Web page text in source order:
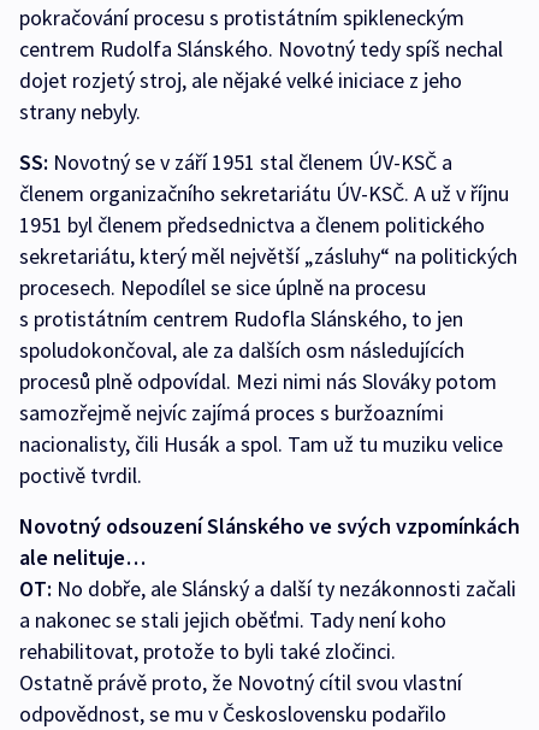
pokračování procesu s protistátním spikleneckým
centrem Rudolfa Slánského. Novotný tedy spíš nechal
dojet rozjetý stroj, ale nějaké velké iniciace z jeho
strany nebyly.
SS: Novotný se v září 1951 stal členem ÚV-KSČ a
členem organizačního sekretariátu ÚV-KSČ. A už v říjnu
1951 byl členem předsednictva a členem politického
sekretariátu, který měl největší „zásluhy“ na politických
procesech. Nepodílel se sice úplně na procesu
s protistátním centrem Rudofla Slánského, to jen
spoludokončoval, ale za dalších osm následujících
procesů plně odpovídal. Mezi nimi nás Slováky potom
samozřejmě nejvíc zajímá proces s buržoazními
nacionalisty, čili Husák a spol. Tam už tu muziku velice
poctivě tvrdil.
Novotný odsouzení Slánského ve svých vzpomínkách
ale nelituje…
OT: No dobře, ale Slánský a další ty nezákonnosti začali
a nakonec se stali jejich oběťmi. Tady není koho
rehabilitovat, protože to byli také zločinci.
Ostatně právě proto, že Novotný cítil svou vlastní
odpovědnost, se mu v Československu podařilo